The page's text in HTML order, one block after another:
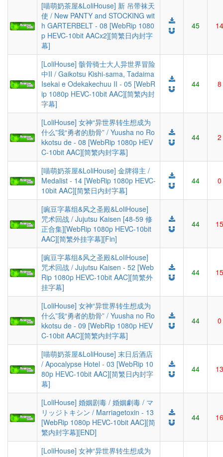
[喵萌奶茶屋&LoliHouse] 新 吊带袜天
使 / New PANTY and STOCKING wit
h GARTERBELT - 08 [WebRip 1080
p HEVC-10bit AACx2][简繁日内封字
幕]
45 14
[LoliHouse] 骸骨骑士大人异世界冒险
中II / Gaikotsu Kishi-sama, Tadaima
Isekai e Odekakechuu II - 05 [WebR
ip 1080p HEVC-10bit AAC][简繁内封
字幕]
44 8
[LoliHouse] 女神“异世界转生想成为
什么”我“勇者的肋骨” / Yuusha no Ro
kkotsu de - 08 [WebRip 1080p HEV
C-10bit AAC][简繁内封字幕]
44 2
[喵萌奶茶屋&LoliHouse] 金牌得主 /
Medalist - 14 [WebRip 1080p HEVC-
10bit AAC][简繁日内封字幕]
44 0
[豌豆字幕组&风之圣殿&LoliHouse]
咒术回战 / Jujutsu Kaisen [48-59 修
正合集][WebRip 1080p HEVC-10bit
AAC][简繁外挂字幕][Fin]
44 15
[豌豆字幕组&风之圣殿&LoliHouse]
咒术回战 / Jujutsu Kaisen - 52 [Web
Rip 1080p HEVC-10bit AAC][简繁外
挂字幕]
44 15
[LoliHouse] 女神“异世界转生想成为
什么”我“勇者的肋骨” / Yuusha no Ro
kkotsu de - 09 [WebRip 1080p HEV
C-10bit AAC][简繁内封字幕]
44 0
[喵萌奶茶屋&LoliHouse] 末日后酒店
/ Apocalypse Hotel - 03 [WebRip 10
80p HEVC-10bit AAC][简繁日内封字
幕]
44 13
[LoliHouse] 婚姻剧毒 / 婚姻劇毒 / マ
リッジトキシン / Marriagetoxin - 13
[WebRip 1080p HEVC-10bit AAC][简
繁内封字幕][END]
44 16
[LoliHouse] 女神“异世界转生想成为